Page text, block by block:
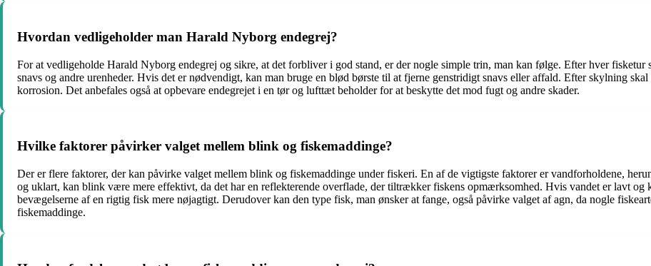
Hvordan vedligeholder man Harald Nyborg endegrej?
For at vedligeholde Harald Nyborg endegrej og sikre, at det forbliver i god stand, er der nogle simple trin, man kan følge. Efter hver
snavs og andre urenheder. Hvis det er nødvendigt, kan man bruge en blød børste til at fjerne genstridigt snavs eller affald. Efter skylning
korrosion. Det anbefales også at opbevare endegrejet i en tør og lufttæt beholder for at beskytte det mod fugt og andre skader.
Hvilke faktorer påvirker valget mellem blink og fiskemaddinge?
Der er flere faktorer, der kan påvirke valget mellem blink og fiskemaddinge under fiskeri. En af de vigtigste faktorer er vandforholdene,
og uklart, kan blink være mere effektivt, da det har en reflekterende overflade, der tiltrækker fiskens opmærksomhed. Hvis vandet er lavt og
bevægelserne af en rigtig fisk mere nøjagtigt. Derudover kan den type fisk, man ønsker at fange, også påvirke valget af agn, da nogle
fiskemaddinge.